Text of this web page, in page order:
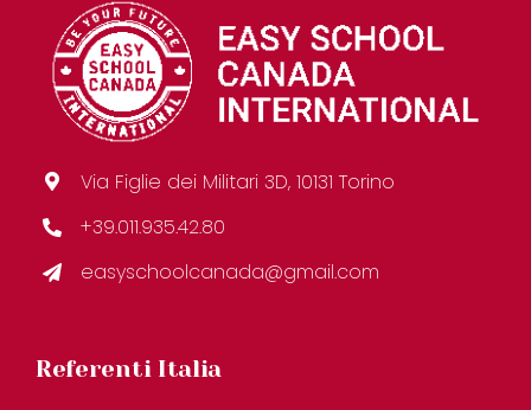
Via Figlie dei Militari 3D, 10131 Torino
+39.011.935.42.80
easyschoolcanada@gmail.com
Referenti Italia